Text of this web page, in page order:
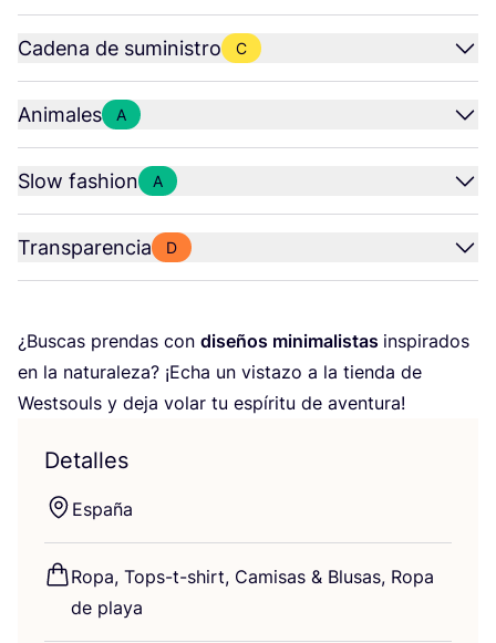
Cadena de suministro C
Animales A
Slow fashion A
Transparencia D
¿Bus­cas pren­das con dise­ños mini­ma­lis­tas ins­pi­ra­dos
en la natu­ra­le­za? ¡Echa un vis­ta­zo a la tien­da de
Wes­tsouls y deja volar tu espí­ri­tu de aventura!
Detalles
Espa­ña
Ropa, Tops-t-shirt, Cami­sas & Blu­sas, Ropa
de playa